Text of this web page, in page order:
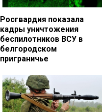
Росгвардия показала
кадры уничтожения
беспилотников ВСУ в
белгородском
приграничье